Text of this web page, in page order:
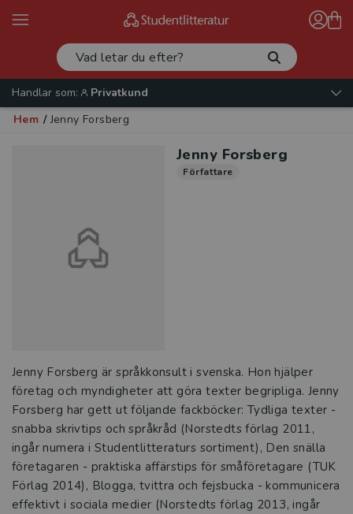
Handlar som:
Privatkund
Hem / Jenny Forsberg
Jenny Forsberg
Författare
Jenny Forsberg är språkkonsult i svenska. Hon hjälper
företag och myndigheter att göra texter begripliga. Jenny
Forsberg har gett ut följande fackböcker: Tydliga texter -
snabba skrivtips och språkråd (Norstedts förlag 2011,
ingår numera i Studentlitteraturs sortiment), Den snälla
företagaren - praktiska affärstips för småföretagare (TUK
Förlag 2014), Blogga, tvittra och fejsbucka - kommunicera
effektivt i sociala medier (Norstedts förlag 2013, ingår